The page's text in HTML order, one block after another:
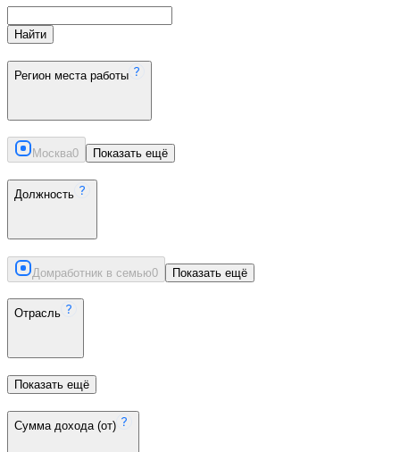
Найти
Регион места работы
Москва0 Показать ещё
Должность
Домработник в семью0 Показать ещё
Отрасль
Показать ещё
Сумма дохода (от)